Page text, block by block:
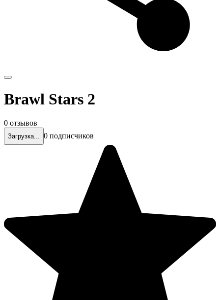
Brawl Stars 2
0 отзывов
Загрузка... 0 подписчиков